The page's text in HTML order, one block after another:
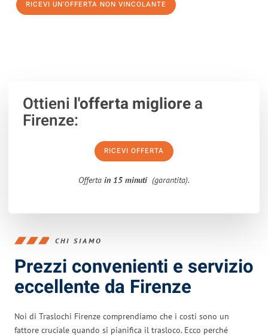
RICEVI UN'OFFERTA NON VINCOLANTE
Ottieni l'offerta migliorea
Firenze:
RICEVI OFFERTA
Offerta in 15 minuti (garantita).
CHI SIAMO
Prezzi convenienti e servizio
eccellente da Firenze
Noi di Traslochi Firenze comprendiamo che i costi sono un
fattore cruciale quando si pianifica il trasloco. Ecco perché